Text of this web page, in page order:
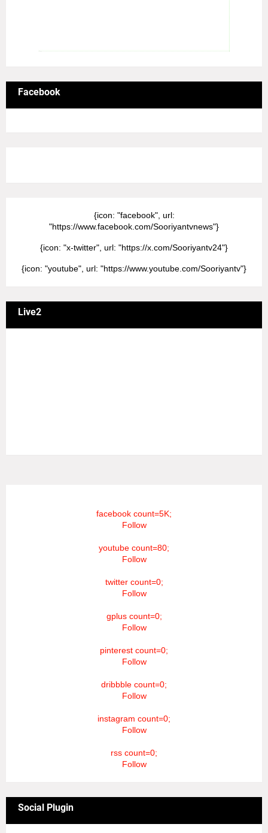
Facebook
{icon: "facebook", url:
"https://www.facebook.com/Sooriyantvnews"}
{icon: "x-twitter", url: "https://x.com/Sooriyantv24"}
{icon: "youtube", url: "https://www.youtube.com/Sooriyantv"}
Live2
facebook count=5K;
Follow
youtube count=80;
Follow
twitter count=0;
Follow
gplus count=0;
Follow
pinterest count=0;
Follow
dribbble count=0;
Follow
instagram count=0;
Follow
rss count=0;
Follow
Social Plugin